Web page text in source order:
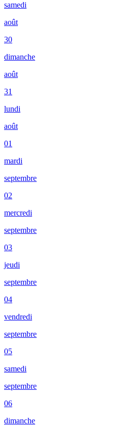
samedi
août
30
dimanche
août
31
lundi
août
01
mardi
septembre
02
mercredi
septembre
03
jeudi
septembre
04
vendredi
septembre
05
samedi
septembre
06
dimanche